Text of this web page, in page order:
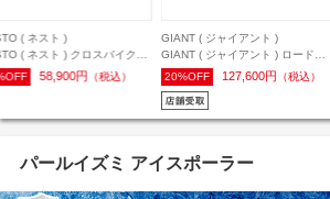
( ジャイアント )
( ジャイアント ) ロードバ
CONTEND AR 4 ( コンテン
4 ) ミルキーウェイ 410XS
127,600円（税込）
BIANCHI ( ビアンキ )
BIANCHI ( ビアンキ ) ロードバイ
ク INFINITO 105 12S ( インフィ
ニット 105 12S ) チェレステ/ブラ
ックフルグロッシー 53 ( 身長目安
170cm前後 )
35%OFF 299,800円 （税込）
パールイズミ アイスポーラー